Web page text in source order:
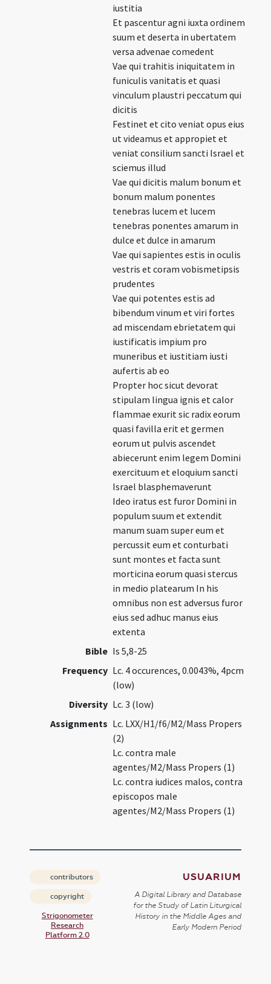
iustitia
Et pascentur agni iuxta ordinem
suum et deserta in ubertatem
versa advenae comedent
Vae qui trahitis iniquitatem in
funiculis vanitatis et quasi
vinculum plaustri peccatum qui
dicitis
Festinet et cito veniat opus eius
ut videamus et appropiet et
veniat consilium sancti Israel et
sciemus illud
Vae qui dicitis malum bonum et
bonum malum ponentes
tenebras lucem et lucem
tenebras ponentes amarum in
dulce et dulce in amarum
Vae qui sapientes estis in oculis
vestris et coram vobismetipsis
prudentes
Vae qui potentes estis ad
bibendum vinum et viri fortes
ad miscendam ebrietatem qui
iustificatis impium pro
muneribus et iustitiam iusti
aufertis ab eo
Propter hoc sicut devorat
stipulam lingua ignis et calor
flammae exurit sic radix eorum
quasi favilla erit et germen
eorum ut pulvis ascendet
abiecerunt enim legem Domini
exercituum et eloquium sancti
Israel blasphemaverunt
Ideo iratus est furor Domini in
populum suum et extendit
manum suam super eum et
percussit eum et conturbati
sunt montes et facta sunt
morticina eorum quasi stercus
in medio platearum In his
omnibus non est adversus furor
eius sed adhuc manus eius
extenta
Bible Is 5,8-25
Frequency Lc. 4 occurences, 0.0043%, 4pcm
(low)
Diversity Lc. 3 (low)
Assignments Lc. LXX/H1/f6/M2/Mass Propers
(2)
Lc. contra male
agentes/M2/Mass Propers (1)
Lc. contra iudices malos, contra
episcopos male
agentes/M2/Mass Propers (1)
contributors
copyright
Strigonometer
Research
Platform 2.0
USUARIUM
A Digital Library and Database
for the Study of Latin Liturgical
History in the Middle Ages and
Early Modern Period